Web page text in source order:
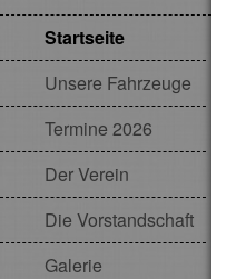
Startseite
Unsere Fahrzeuge
Termine 2026
Der Verein
Die Vorstandschaft
Galerie